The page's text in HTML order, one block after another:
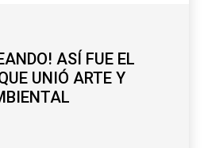
ASÍ FUE EL
UNIÓ ARTE Y